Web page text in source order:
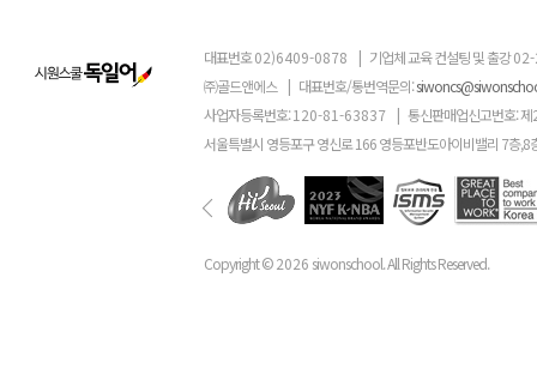
대표번호02)6409-0878 | 기업체 교육 컨설팅 및 출강
㈜골드앤에스 | 대표번호/통번역문의:
사업자등록번호:120-81-63837 | 통신판매업신고번호: 제
서울특별시 영등포구 영신로 166 영등포반도아이비밸리 7층,8
Copyright ©2026 siwonschool. All Rights Reserved.